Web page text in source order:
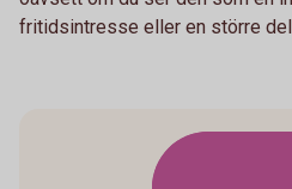
fritidsintresse eller en större